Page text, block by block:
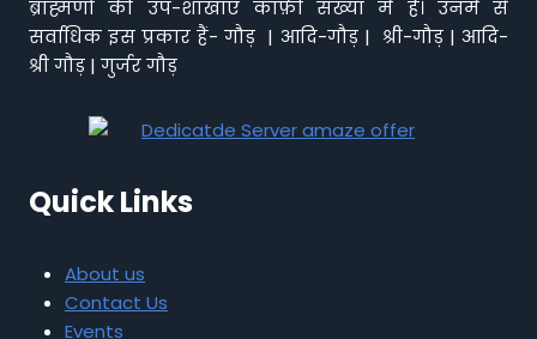
ब्राह्मणों की उप-शाखाएं काफ़ी संख्या में हैं। उनमें से
सर्वाधिक इस प्रकार हैं- गौड़ | आदि-गौड़ | श्री-गौड़ | आदि-
श्री गौड़ | गुर्जर गौड़
Quick Links
About us
Contact Us
Events